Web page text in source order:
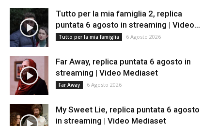
Tutto per la mia famiglia 2, replica
puntata 6 agosto in streaming | Video...
Tutto per la mia famiglia 6 Agosto 2026
Far Away, replica puntata 6 agosto in
streaming | Video Mediaset
Far Away 6 Agosto 2026
My Sweet Lie, replica puntata 6 agosto
in streaming | Video Mediaset